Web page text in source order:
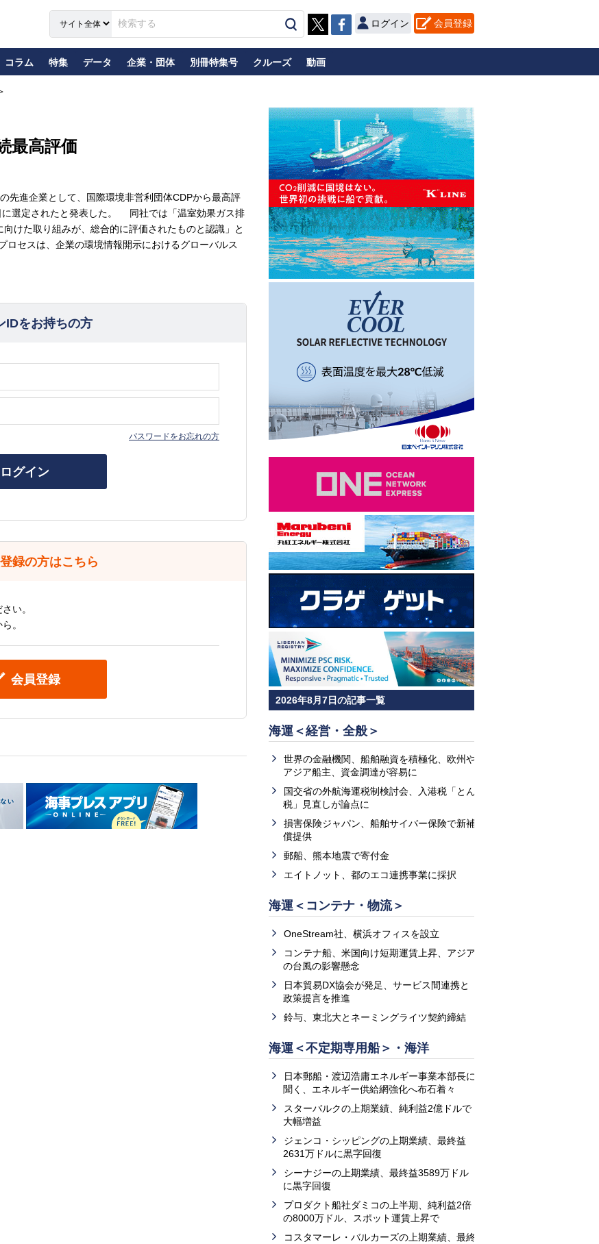
ログイン 会員登録
コラム 特集 データ 企業・団体 別冊特集号 クルーズ 動画
最高評価
先進企業として、国際環境非営利団体CDPから最高評
選定されたと発表した。 同社では「温室効果ガス排
けた取り組みが、総合的に評価されたものと認識」と
セスは、企業の環境情報開示におけるグローバルス
IDをお持ちの方
パスワードをお忘れの方
ログイン
録の方はこちら
い。
。
会員登録
2026年8月7日の記事一覧
海運＜経営・全般＞
世界の金融機関、船舶融資を積極化、欧州や
アジア船主、資金調達が容易に
国交省の外航海運税制検討会、入港税「とん
税」見直しが論点に
損害保険ジャパン、船舶サイバー保険で新補
償提供
郵船、熊本地震で寄付金
エイトノット、都のエコ連携事業に採択
海運＜コンテナ・物流＞
OneStream社、横浜オフィスを設立
コンテナ船、米国向け短期運賃上昇、アジア
の台風の影響懸念
日本貿易DX協会が発足、サービス間連携と
政策提言を推進
鈴与、東北大とネーミングライツ契約締結
海運＜不定期専用船＞・海洋
日本郵船・渡辺浩庸エネルギー事業本部長に
聞く、エネルギー供給網強化へ布石着々
スターバルクの上期業績、純利益2億ドルで
大幅増益
ジェンコ・シッピングの上期業績、最終益
2631万ドルに黒字回復
シーナジーの上期業績、最終益3589万ドル
に黒字回復
プロダクト船社ダミコの上半期、純利益2倍
の8000万ドル、スポット運賃上昇で
コスタマーレ・バルカーズの上期業績、最終